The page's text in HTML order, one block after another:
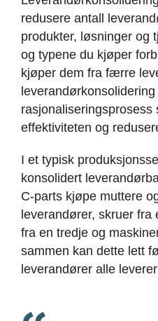
redusere antall
produkter, løsninger og
og typene du kjøper
kjøper dem fra færre
leverandørkonsolidering
effektiviteten og
I et typisk
konsolidert
C-parts kjøpe muttere
leverandører, skruer fra
fra en tredje og
sammen kan dette lett
leverandører alle